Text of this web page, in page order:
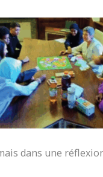
dans une